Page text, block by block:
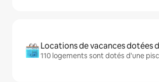
Locations de vacances dotées
110 logements sont dotés d'une